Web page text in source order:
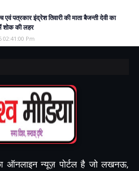
पत्रकार इंद्रेश तिवारी की माता बैजन्ती देवी का
शोक की लहर
02:41:00 Pm
ऑनलाइन न्यूज़ पोर्टल है जो लखनऊ,